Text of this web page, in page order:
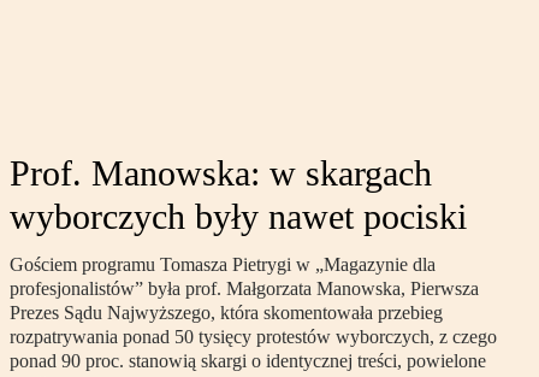
Prof. Manowska: w skargach
wyborczych były nawet pociski
Gościem programu Tomasza Pietrygi w „Magazynie dla
profesjonalistów” była prof. Małgorzata Manowska, Pierwsza
Prezes Sądu Najwyższego, która skomentowała przebieg
rozpatrywania ponad 50 tysięcy protestów wyborczych, z czego
ponad 90 proc. stanowią skargi o identycznej treści, powielone